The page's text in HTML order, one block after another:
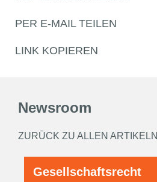
PER E-MAIL TEILEN
LINK KOPIEREN
Newsroom
ZURÜCK ZU ALLEN ARTIKELN
Gesellschaftsrecht